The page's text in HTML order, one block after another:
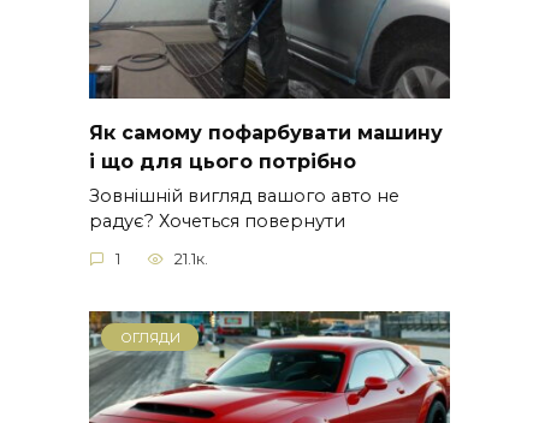
Як самому пофарбувати машину
і що для цього потрібно
Зовнішній вигляд вашого авто не
радує? Хочеться повернути
1 21.1к.
ОГЛЯДИ